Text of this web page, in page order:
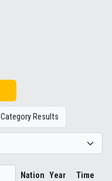
Category Results
Nation Year Time